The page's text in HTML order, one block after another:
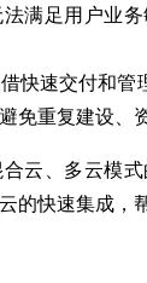
满足用户业
速交付和管
免重复建设、
、多云模式
的快速集成，